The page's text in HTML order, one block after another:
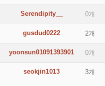
Serendipity__ 0개
gusdud0222 2개
yoonsun01091393901 0개
seokjin1013 3개